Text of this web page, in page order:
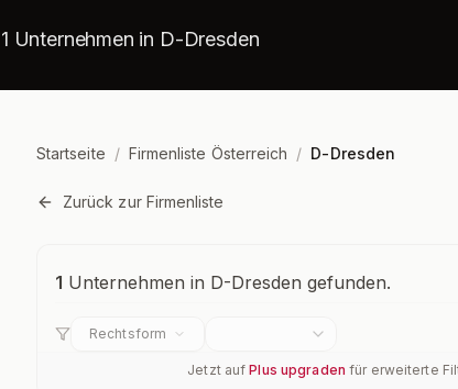
1 Unternehmen in D-Dresden
Startseite / Firmenliste Österreich / D-Dresden
Zurück zur Firmenliste
Unternehmensübersicht
1 Unternehmen in D-Dresden gefunden.
Rechtsform
Jetzt aufPlus upgraden für erweiterte